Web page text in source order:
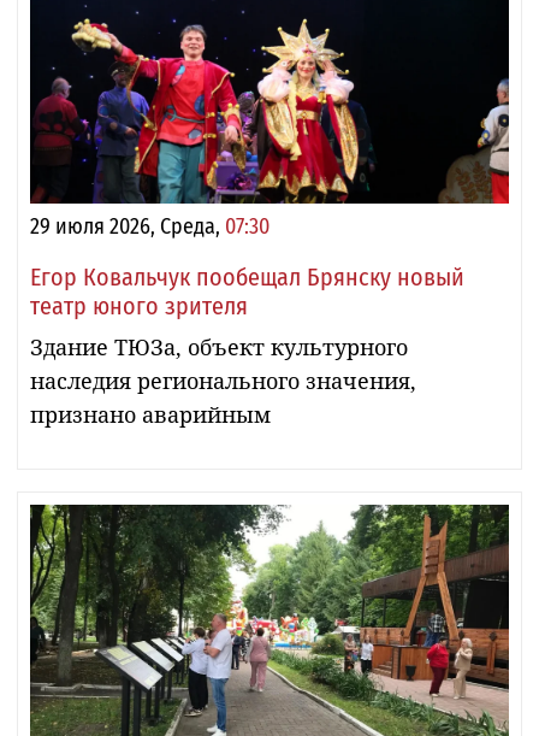
29 июля 2026, Среда, 07:30
Егор Ковальчук пообещал Брянску новый
театр юного зрителя
Здание ТЮЗа, объект культурного
наследия регионального значения,
признано аварийным